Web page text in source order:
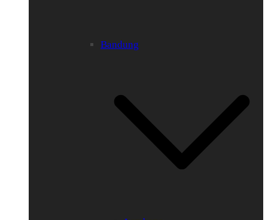
Bandung